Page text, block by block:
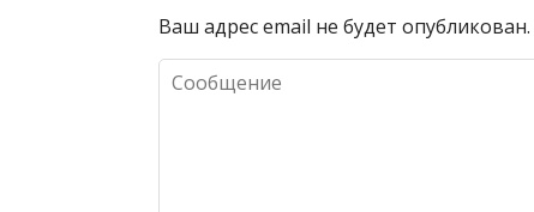
Ваш адрес email не будет опубликован.